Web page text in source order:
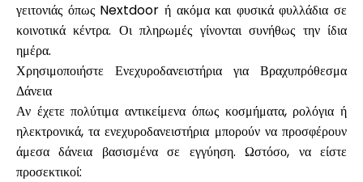
γειτονιάς όπως Nextdoor ή ακόμα και φυσικά φυλλάδια σε
κοινοτικά κέντρα. Οι πληρωμές γίνονται συνήθως την ίδια
ημέρα.
Χρησιμοποιήστε Ενεχυροδανειστήρια για Βραχυπρόθεσμα
Δάνεια
Αν έχετε πολύτιμα αντικείμενα όπως κοσμήματα, ρολόγια ή
ηλεκτρονικά, τα ενεχυροδανειστήρια μπορούν να προσφέρουν
άμεσα δάνεια βασισμένα σε εγγύηση. Ωστόσο, να είστε
προσεκτικοί: